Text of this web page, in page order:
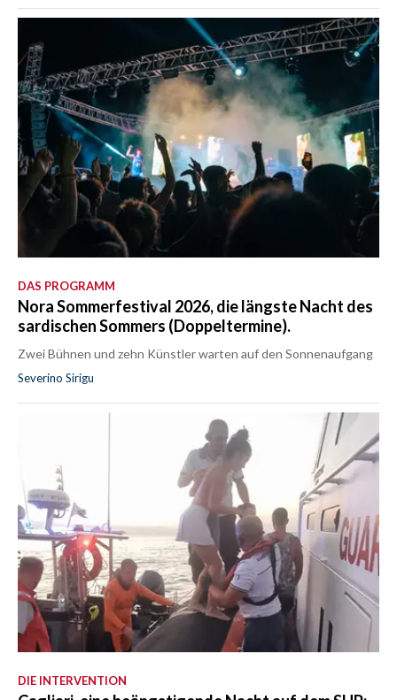
DAS PROGRAMM
Nora Sommerfestival 2026, die längste Nacht des
sardischen Sommers (Doppeltermine).
Zwei Bühnen und zehn Künstler warten auf den Sonnenaufgang
Severino Sirigu
DIE INTERVENTION